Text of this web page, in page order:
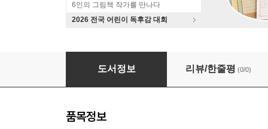
6인의 그림책 작가를 만나다
2026 전국 어린이 독후감 대회
발밑에 있는 건
도서정보 리뷰/한줄평 (0/0)
품목정보